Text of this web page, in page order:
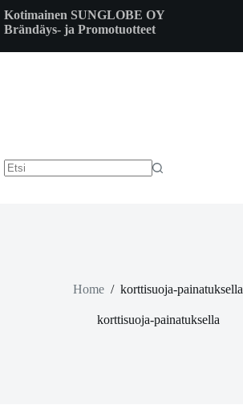
to
content
Kotimainen SUNGLOBE OY
Brändäys- ja Promotuotteet
Home / korttisuoja-painatuksella
korttisuoja-painatuksella